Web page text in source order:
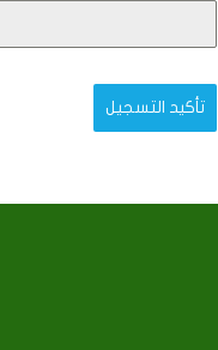
تأكيد التسجيل